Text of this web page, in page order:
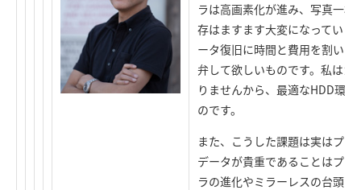
ラは高画素化が進み、写真一
存はますます大変になっていま
ータ復旧に時間と費用を割い
弁して欲しいものです。私はカ
りませんから、最適なHDD環
のです。
また、こうした課題は実はプ
データが貴重であることはプ
ラの進化やミラーレスの台頭